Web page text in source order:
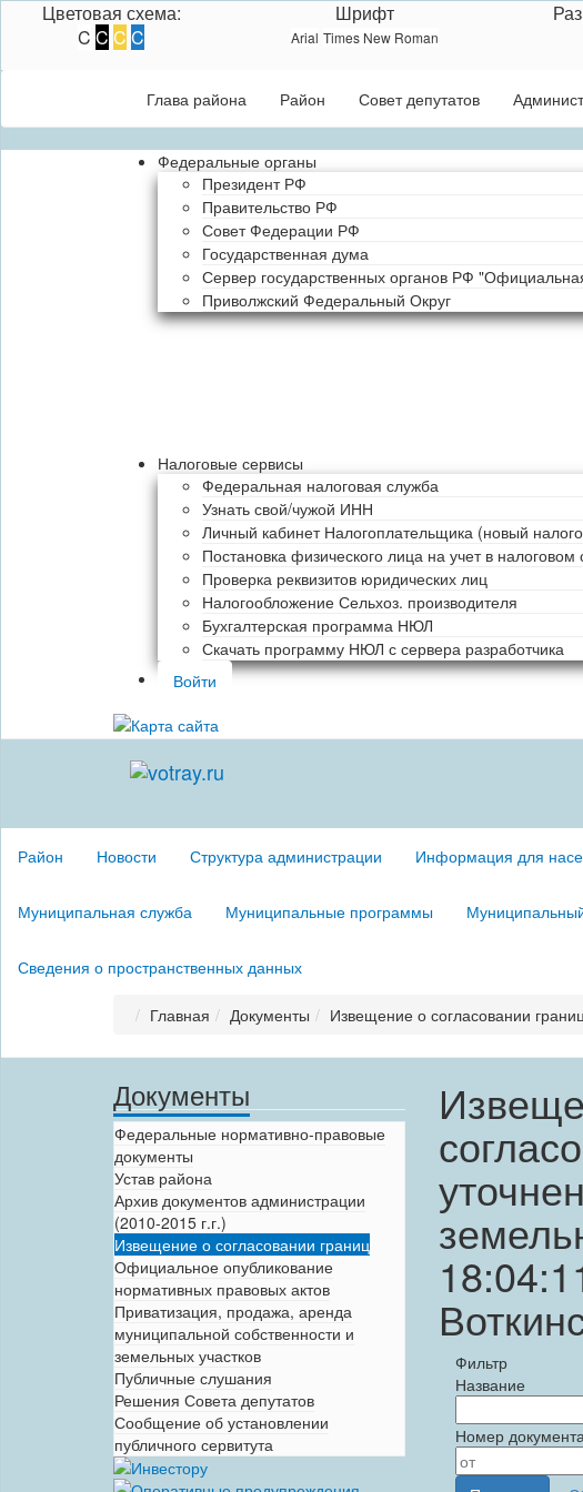
Цветовая схема:
C C C C
Шрифт
Arial Times New Roman
Глава района Район Совет депутатов
Федеральные органы
Президент РФ
Правительство РФ
Совет Федерации РФ
Государственная дума
Сервер государственных органов РФ
Приволжский Федеральный Округ
Налоговые сервисы
Федеральная налоговая служба
Узнать свой/чужой ИНН
Личный кабинет Налогоплательщика (новый
Постановка физического лица на учет в налоговом
Проверка реквизитов юридических лиц
Налогообложение Сельхоз. производителя
Бухгалтерская программа НЮЛ
Скачать программу НЮЛ с сервера разработчика
Войти
Район Новости Структура администрации Информация для
Муниципальная служба Муниципальные программы
Сведения о пространственных данных
Главная Документы Извещение о согласовании
Документы
Федеральные нормативно-правовые
документы
Устав района
Архив документов администрации
(2010-2015 г.г.)
Извещение о согласовании границ
Официальное опубликование
нормативных правовых актов
Приватизация, продажа, аренда
муниципальной собственности и
земельных участков
Публичные слушания
Решения Совета депутатов
Сообщение об установлении
публичного сервитута
Фильтр
Название
Номер